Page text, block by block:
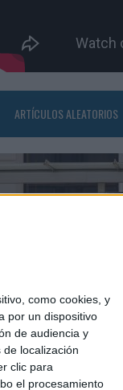
como cookies, y
por un dispositivo
de audiencia y
localización
clic para
el procesamiento
ARTÍCULOS ALEATORIOS
08/2026